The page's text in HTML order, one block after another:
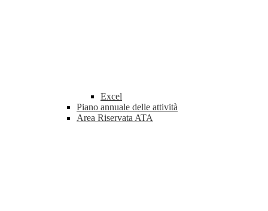
Excel
Piano annuale delle attività
Area Riservata ATA